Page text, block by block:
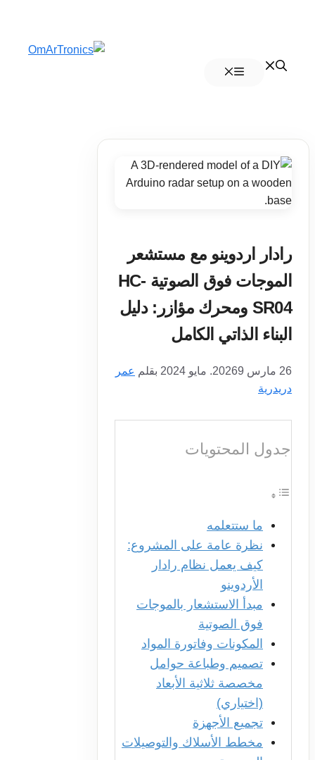
رادار اردوينو مع مستشعر
الموجات فوق الصوتية HC-
SR04 ومحرك مؤازر: دليل
البناء الذاتي الكامل
26 مارس 2026 9. مايو 2024 بقلم عمر
دريدرية
جدول المحتويات
ما ستتعلمه
نظرة عامة على المشروع:
كيف يعمل نظام رادار
الأردوينو
مبدأ الاستشعار بالموجات
فوق الصوتية
المكونات وفاتورة المواد
تصميم وطباعة حوامل
مخصصة ثلاثية الأبعاد
(اختياري)
تجميع الأجهزة
مخطط الأسلاك والتوصيلات